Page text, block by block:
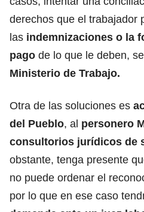
derechos que el trabajador
las indemnizaciones o la
pago de lo que le deben,
Ministerio de Trabajo.
Otra de las soluciones es
del Pueblo, al personero
consultorios jurídicos de
obstante, tenga presente
no puede ordenar el
por lo que en ese caso